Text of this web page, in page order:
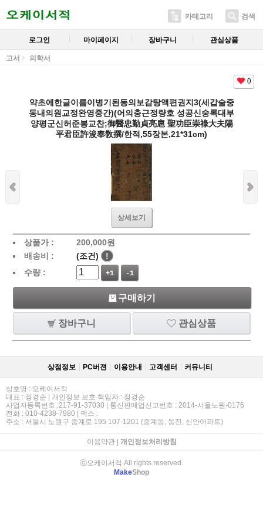
카테고리 검색
로그인 마이페이지 장바구니 관심상품
고서 의학서
0
약초에한글이름이병기된동의보감탕액편권지3(세갑술중
동내의원교정완영중간)(어의충근정량호 성공신숭록대부
양평군신허준봉교찬;御醫忠勤貞亮扈 聖功臣崇祿大夫陽
平君臣許浚奉敎撰/한적,55장본,21*31cm)
상세보기
상품가 : 200,000원
배송비 :
(조건)
!
수량 :
+1 -1
구매하기
장바구니 관심상품
상점정보 PC버젼 이용안내 고객센터 커뮤니티
상호명 : 오케이서적
대표 : 정경순 | 개인정보 보호 책임자 : 정경순
사업자등록번호 :217-91-37030 | 통신판매업신고번호 : 2014-서울노원-0176
전화 : 010-4238-7980 | 팩스 :
주소 : 서울시 노원구 중계로 195 107-1201 (중계동, 동진, 신안아파트)
이용약관| 개인정보처리방침
ⓒ오케이서적 All rights reserved.
MakeShop